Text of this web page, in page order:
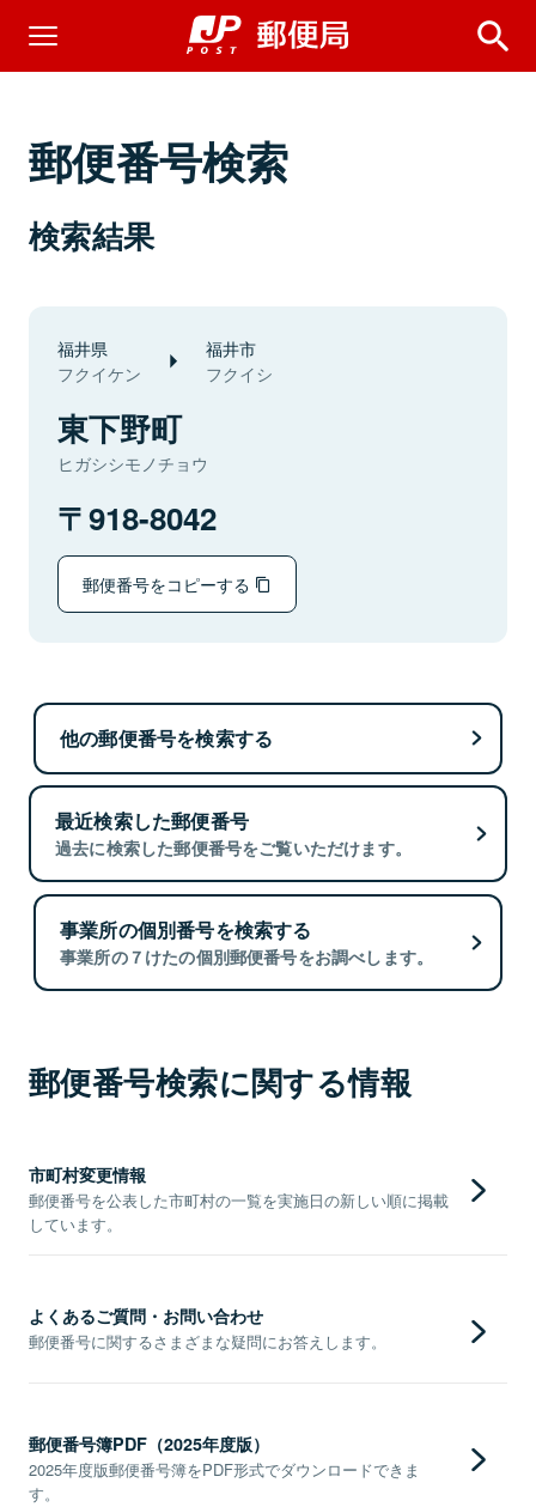
郵便番号検索
検索結果
福井県
フクイケン
福井市
フクイシ
東下野町
ヒガシシモノチョウ
918-8042
郵便番号をコピーする
他の郵便番号を検索する
最近検索した郵便番号
過去に検索した郵便番号をご覧いただけます。
事業所の個別番号を検索する
事業所の７けたの個別郵便番号をお調べします。
郵便番号検索に関する情報
市町村変更情報
郵便番号を公表した市町村の一覧を実施日の新しい順に掲載
しています。
よくあるご質問・お問い合わせ
郵便番号に関するさまざまな疑問にお答えします。
郵便番号簿PDF（2025年度版）
2025年度版郵便番号簿をPDF形式でダウンロードできま
す。